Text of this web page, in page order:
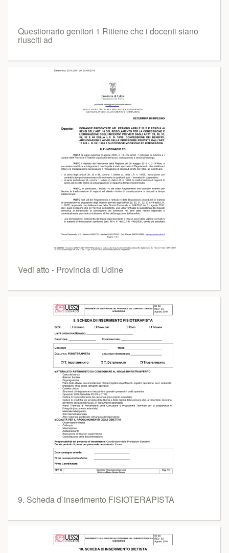
Questionario genitori 1 Ritiene che i docenti siano
riusciti ad
Vedi atto - Provincia di Udine
9. Scheda d`inserimento FISIOTERAPISTA